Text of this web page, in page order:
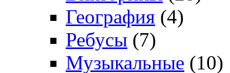
География (4)
Ребусы (7)
Музыкальные (10)